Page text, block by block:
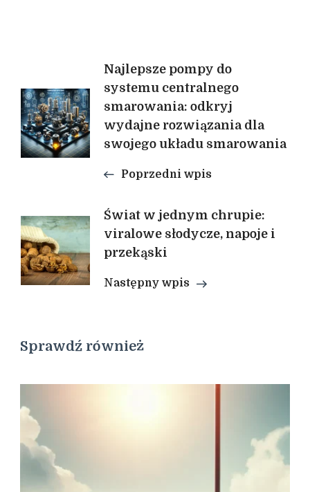
Nawigacja
wpisu
Najlepsze pompy do
systemu centralnego
smarowania: odkryj
wydajne rozwiązania dla
swojego układu smarowania
Poprzedni wpis
Świat w jednym chrupie:
viralowe słodycze, napoje i
przekąski
Następny wpis
Sprawdź również